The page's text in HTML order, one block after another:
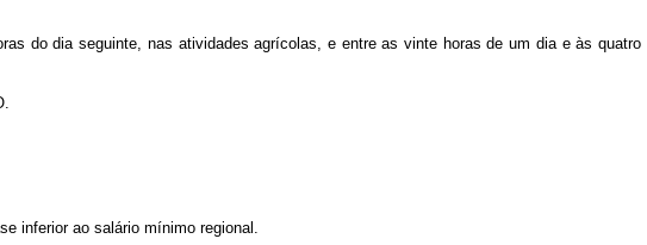
do dia seguinte, nas atividades agrícolas, e entre as vinte horas de um dia e às quatro
inferior ao salário mínimo regional.